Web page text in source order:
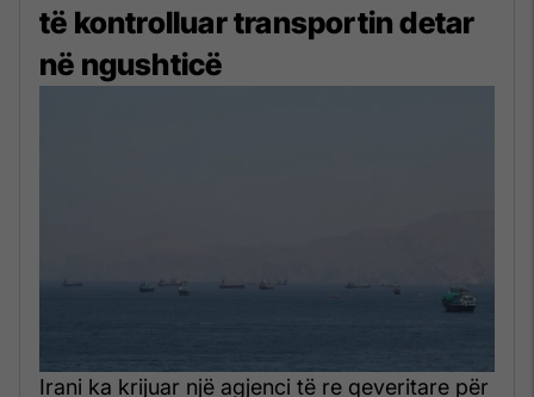
të kontrolluar transportin detar
në ngushticë
Irani ka krijuar një agjenci të re qeveritare për